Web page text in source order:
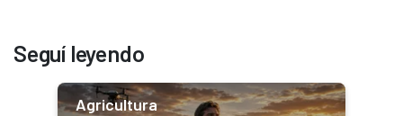
Seguí leyendo
Agricultura